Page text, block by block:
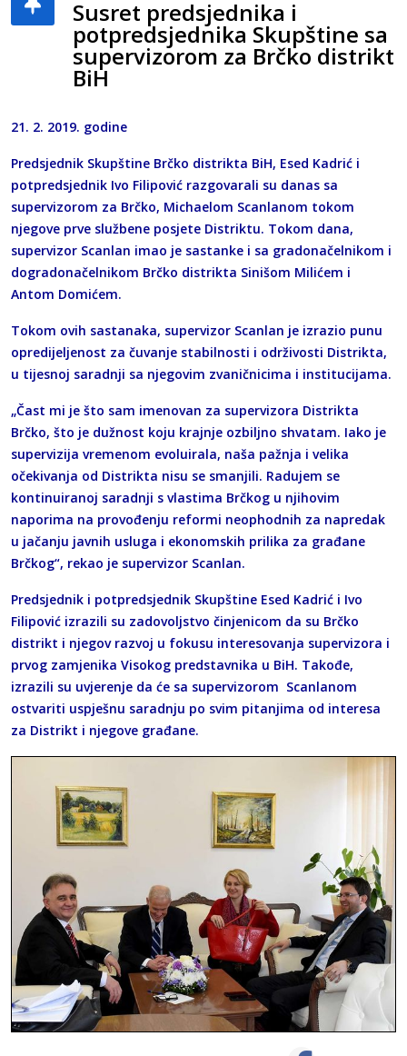
Susret predsjednika i
potpredsjednika Skupštine sa
supervizorom za Brčko distrikt
BiH
21. 2. 2019. godine
Predsjednik Skupštine Brčko distrikta BiH, Esed Kadrić i
potpredsjednik Ivo Filipović razgovarali su danas sa
supervizorom za Brčko, Michaelom Scanlanom tokom
njegove prve službene posjete Distriktu. Tokom dana,
supervizor Scanlan imao je sastanke i sa gradonačelnikom i
dogradonačelnikom Brčko distrikta Sinišom Milićem i
Antom Domićem.
Tokom ovih sastanaka, supervizor Scanlan je izrazio punu
opredijeljenost za čuvanje stabilnosti i održivosti Distrikta,
u tijesnoj saradnji sa njegovim zvaničnicima i institucijama.
„Čast mi je što sam imenovan za supervizora Distrikta
Brčko, što je dužnost koju krajnje ozbiljno shvatam. Iako je
supervizija vremenom evoluirala, naša pažnja i velika
očekivanja od Distrikta nisu se smanjili. Radujem se
kontinuiranoj saradnji s vlastima Brčkog u njihovim
naporima na provođenju reformi neophodnih za napredak
u jačanju javnih usluga i ekonomskih prilika za građane
Brčkog“, rekao je supervizor Scanlan.
Predsjednik i potpredsjednik Skupštine Esed Kadrić i Ivo
Filipović izrazili su zadovoljstvo činjenicom da su Brčko
distrikt i njegov razvoj u fokusu interesovanja supervizora i
prvog zamjenika Visokog predstavnika u BiH. Takođe,
izrazili su uvjerenje da će sa supervizorom Scanlanom
ostvariti uspješnu saradnju po svim pitanjima od interesa
za Distrikt i njegove građane.